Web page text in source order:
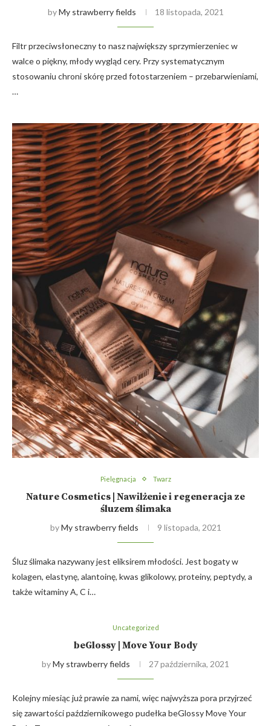
byMy strawberry fields 18 listopada, 2021
Filtr przeciwsłoneczny to nasz największy sprzymierzeniec w
walce o piękny, młody wygląd cery. Przy systematycznym
stosowaniu chroni skórę przed fotostarzeniem – przebarwieniami,
…
Pielęgnacja Twarz
Nature Cosmetics | Nawilżenie i regeneracja ze
śluzem ślimaka
byMy strawberry fields 9 listopada, 2021
Śluz ślimaka nazywany jest eliksirem młodości. Jest bogaty w
kolagen, elastynę, alantoinę, kwas glikolowy, proteiny, peptydy, a
także witaminy A, C i…
Uncategorized
beGlossy | Move Your Body
byMy strawberry fields 27 października, 2021
Kolejny miesiąc już prawie za nami, więc najwyższa pora przyjrzeć
się zawartości październikowego pudełka beGlossy Move Your